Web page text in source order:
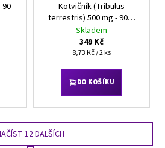
Kotvičník (Tribulus
terrestris) 500 mg - 90%
saponinů - 80 kapslí
Skladem
349 Kč
Měrná
8,73 Kč / 2 ks
DO KOŠÍKU
12 DALŠÍCH